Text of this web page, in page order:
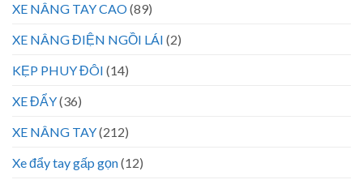
XE NÂNG TAY CAO(89)
XE NÂNG ĐIỆN NGỒI LÁI (2)
KẸP PHUY ĐÔI (14)
XE ĐẨY(36)
XE NÂNG TAY(212)
Xe đẩy tay gấp gọn(12)